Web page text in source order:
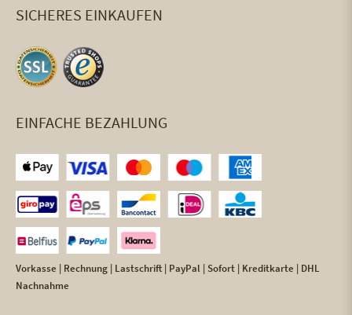
SICHERES EINKAUFEN
EINFACHE BEZAHLUNG
Vorkasse | Rechnung | Lastschrift | PayPal | Sofort | Kreditkarte | DHL
Nachnahme